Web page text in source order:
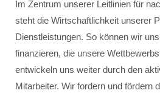
Im Zentrum unserer Leitlinien für
steht die Wirtschaftlichkeit unserer
Dienstleistungen. So können wir
finanzieren, die unsere
entwickeln uns weiter durch den
Mitarbeiter. Wir fordern und fördern